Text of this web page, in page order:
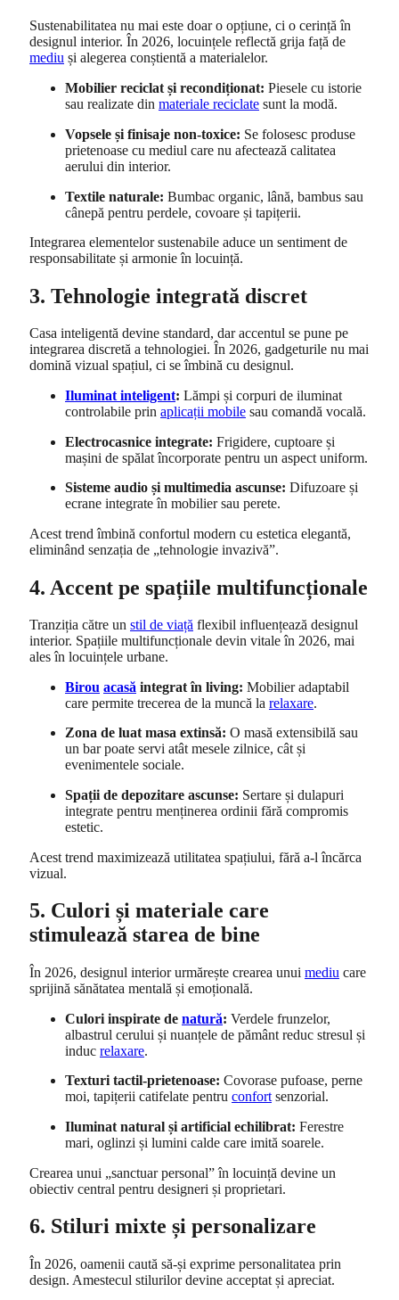
Sustenabilitatea nu mai este doar o opțiune, ci o cerință în
designul interior. În 2026, locuințele reflectă grija față de
mediu și alegerea conștientă a materialelor.
Mobilier reciclat și recondiționat: Piesele cu istorie
sau realizate din materiale reciclate sunt la modă.
Vopsele și finisaje non-toxice: Se folosesc produse
prietenoase cu mediul care nu afectează calitatea
aerului din interior.
Textile naturale: Bumbac organic, lână, bambus sau
cânepă pentru perdele, covoare și tapițerii.
Integrarea elementelor sustenabile aduce un sentiment de
responsabilitate și armonie în locuință.
3. Tehnologie integrată discret
Casa inteligentă devine standard, dar accentul se pune pe
integrarea discretă a tehnologiei. În 2026, gadgeturile nu mai
domină vizual spațiul, ci se îmbină cu designul.
Iluminat inteligent: Lămpi și corpuri de iluminat
controlabile prin aplicații mobile sau comandă vocală.
Electrocasnice integrate: Frigidere, cuptoare și
mașini de spălat încorporate pentru un aspect uniform.
Sisteme audio și multimedia ascunse: Difuzoare și
ecrane integrate în mobilier sau perete.
Acest trend îmbină confortul modern cu estetica elegantă,
eliminând senzația de „tehnologie invazivă”.
4. Accent pe spațiile multifuncționale
Tranziția către un stil de viață flexibil influențează designul
interior. Spațiile multifuncționale devin vitale în 2026, mai
ales în locuințele urbane.
Birou acasă integrat în living: Mobilier adaptabil
care permite trecerea de la muncă la relaxare.
Zona de luat masa extinsă: O masă extensibilă sau
un bar poate servi atât mesele zilnice, cât și
evenimentele sociale.
Spații de depozitare ascunse: Sertare și dulapuri
integrate pentru menținerea ordinii fără compromis
estetic.
Acest trend maximizează utilitatea spațiului, fără a-l încărca
vizual.
5. Culori și materiale care
stimulează starea de bine
În 2026, designul interior urmărește crearea unui mediu care
sprijină sănătatea mentală și emoțională.
Culori inspirate de natură: Verdele frunzelor,
albastrul cerului și nuanțele de pământ reduc stresul și
induc relaxare.
Texturi tactil-prietenoase: Covorase pufoase, perne
moi, tapițerii catifelate pentru confort senzorial.
Iluminat natural și artificial echilibrat: Ferestre
mari, oglinzi și lumini calde care imită soarele.
Crearea unui „sanctuar personal” în locuință devine un
obiectiv central pentru designeri și proprietari.
6. Stiluri mixte și personalizare
În 2026, oamenii caută să-și exprime personalitatea prin
design. Amestecul stilurilor devine acceptat și apreciat.